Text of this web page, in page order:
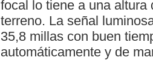
focal lo tiene a una altura
terreno. La señal
35,8 millas con buen
automáticamente y de